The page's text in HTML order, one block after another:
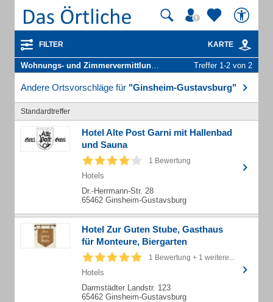
FILTER KARTE
Wohnungs- und Zimmervermittlungin Ginsheim-Gustavsburg
Treffer 1-2 von 2
Andere Ortsvorschläge für "Ginsheim-Gustavsburg"
Standardtreffer
Hotel Alte Post Garni mit Hallenbad
und Sauna
1 Bewertung
Hotels
Dr.-Herrmann-Str. 28
65462 Ginsheim-Gustavsburg
Hotel Zur Guten Stube, Gasthaus
für Monteure, Biergarten
1 Bewertung + 1 weitere...
Hotels
Darmstädter Landstr. 123
65462 Ginsheim-Gustavsburg